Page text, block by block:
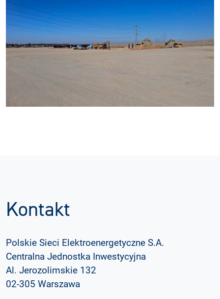
Kontakt
Polskie Sieci Elektroenergetyczne S.A.
Centralna Jednostka Inwestycyjna
Al. Jerozolimskie 132
02-305 Warszawa